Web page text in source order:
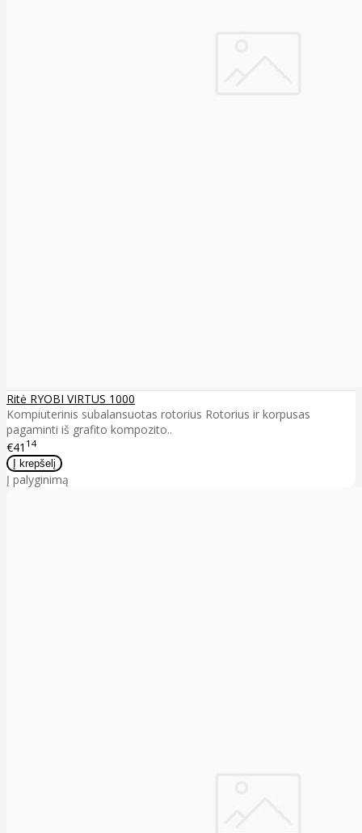
Ritė RYOBI VIRTUS 1000
Kompiuterinis subalansuotas rotorius Rotorius ir korpusas
pagaminti iš grafito kompozito..
€41 14
Į palyginimą